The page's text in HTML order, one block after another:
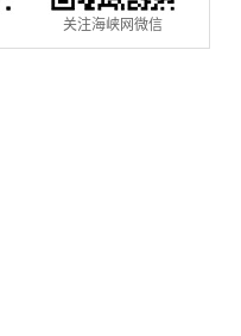
关注海峡网微信